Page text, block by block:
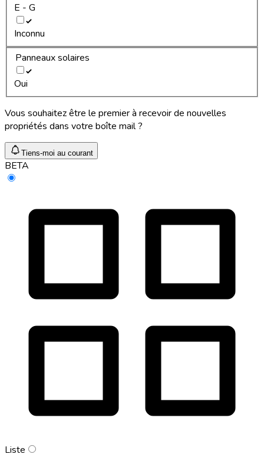
E - G
Inconnu
Panneaux solaires
Oui
Vous souhaitez être le premier à recevoir de nouvelles
propriétés dans votre boîte mail ?
Tiens-moi au courant
BETA
Liste